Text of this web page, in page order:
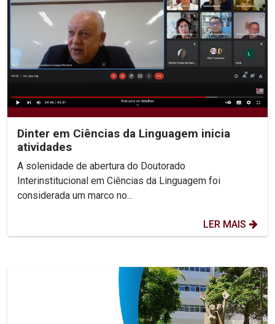
Dinter em Ciências da Linguagem inicia
atividades
A solenidade de abertura do Doutorado
Interinstitucional em Ciências da Linguagem foi
considerada um marco no...
LER MAIS